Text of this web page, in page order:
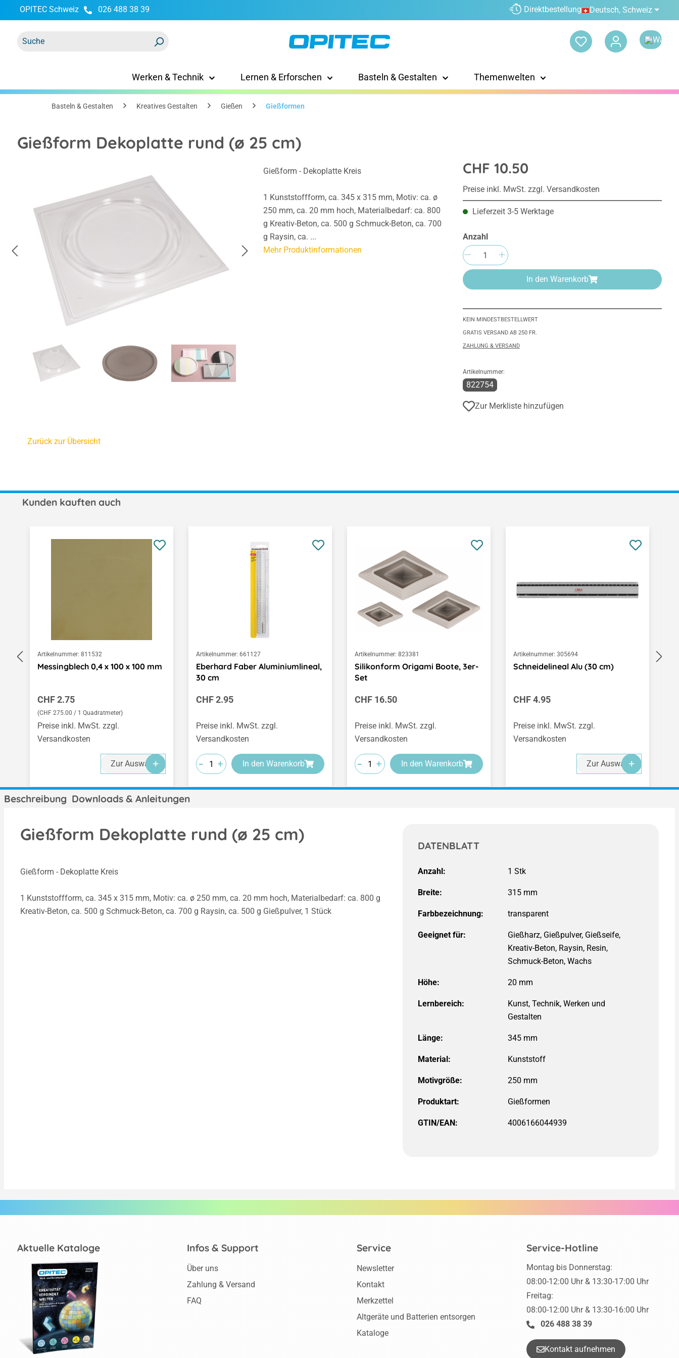
Zur Hauptnavigation springen
OPITEC Schweiz 026 488 38 39 Direktbestellung Deutsch, Schweiz
Werken & Technik Lernen & Erforschen Basteln & Gestalten Themenwelten
Basteln & Gestalten Kreatives Gestalten Gießen Gießformen
Gießform Dekoplatte rund (ø 25 cm)
Gießform - Dekoplatte Kreis
1 Kunststoffform, ca. 345 x 315 mm, Motiv: ca. ø
250 mm, ca. 20 mm hoch, Materialbedarf: ca. 800
g Kreativ-Beton, ca. 500 g Schmuck-Beton, ca. 700
g Raysin, ca. ...
Mehr Produktinformationen
CHF 10.50
Preise inkl. MwSt. zzgl. Versandkosten
Lieferzeit 3-5 Werktage
Anzahl
Produkt Anzahl: Gib den gewünschten
In den Warenkorb
KEIN MINDESTBESTELLWERT
GRATIS VERSAND AB 250 FR.
ZAHLUNG & VERSAND
Artikelnummer:
822754
Zur Merkliste hinzufügen
Zurück zur Übersicht
Kunden kauften auch
Artikelnummer: 811532
Messingblech 0,4 x 100 x 100 mm
Regulärer Preis:
CHF 2.75
(CHF 275.00 / 1 Quadratmeter)
Preise inkl. MwSt. zzgl.
Versandkosten
Zur Auswahl
Artikelnummer: 661127
Eberhard Faber Aluminiumlineal,
30 cm
Regulärer Preis:
CHF 2.95
Preise inkl. MwSt. zzgl.
Versandkosten
-
-
- +
+
+ In den Warenkorb
Artikelnummer: 823381
Silikonform Origami Boote, 3er-
Set
Regulärer Preis:
CHF 16.50
Preise inkl. MwSt. zzgl.
Versandkosten
-
-
- +
+
+ In den Warenkorb
Artikelnummer: 305694
Schneidelineal Alu (30 cm)
Regulärer Preis:
CHF 4.95
Preise inkl. MwSt. zzgl.
Versandkosten
Zur Auswahl
Beschreibung Downloads & Anleitungen
Gießform Dekoplatte rund (ø 25 cm)
Gießform - Dekoplatte Kreis
1 Kunststoffform, ca. 345 x 315 mm, Motiv: ca. ø 250 mm, ca. 20 mm hoch, Materialbedarf: ca. 800 g
Kreativ-Beton, ca. 500 g Schmuck-Beton, ca. 700 g Raysin, ca. 500 g Gießpulver, 1 Stück
DATENBLATT
Anzahl:
Breite: 315 mm
Farbbezeichnung:
Geeignet für:
Höhe:
Lernbereich:
Kunst, Technik, Werken und
Gestalten
Länge:
Material:
Motivgröße: 250 mm
Produktart:
GTIN/EAN: 4006166044939
Aktuelle Kataloge Service-Hotline
Montag bis Donnerstag:
08:00-12:00 Uhr & 13:30-17:00 Uhr
Freitag:
08:00-12:00 Uhr & 13:30-16:00 Uhr
026 488 38 39
Kontakt aufnehmen
Infos & Support
Über uns
Zahlung & Versand
FAQ
Service
Newsletter
Kontakt
Merkzettel
Altgeräte und Batterien entsorgen
Kataloge